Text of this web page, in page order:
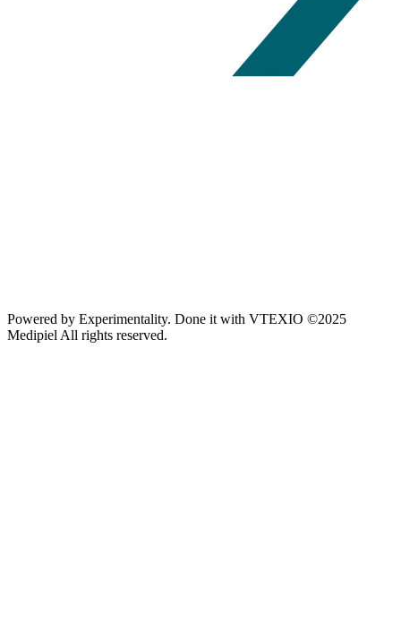
Powered by Experimentality. Done it with VTEXIO ©2025
Medipiel All rights reserved.